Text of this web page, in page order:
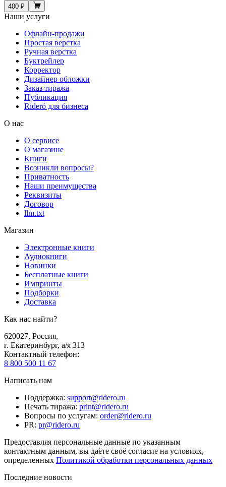
400 ₽
Наши услуги
Офлайн-продажи
Простая верстка
Ручная верстка
Буктрейлер
Корректор
Дизайнер обложки
Заказ тиража
Публикация
Rideró для бизнеса
О нас
О сервисе
О магазине
Книги
Возникли вопросы?
Приватность
Наши преимущества
Реквизиты
Договор
llm.txt
Магазин
Электронные книги
Аудиокниги
Новинки
Бесплатные книги
Импринты
Подборки
Доставка
Как нас найти?
620027, Россия,
г. Екатеринбург, а/я 313
Контактный телефон:
8 800 500 11 67
Написать нам
Поддержка: support@ridero.ru
Печать тиража: print@ridero.ru
Вопросы по услугам: order@ridero.ru
PR: pr@ridero.ru
Предоставляя персональные данные по указанным
контактным данным, вы даёте своё согласие на условиях,
определенных Политикой обработки персональных данных
Последние новости